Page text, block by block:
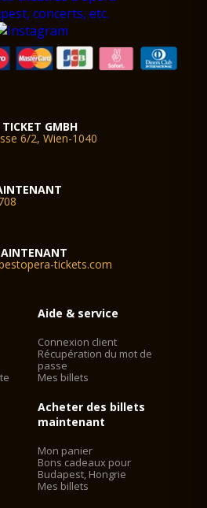
GMBH
6/2, Wien-1040
tickets.com
Aide & service
Connexion client
Récupération du mot de
passe
Mes billets
Acheter des billets
maintenant
Mon panier
Bons cadeaux pour
Budapest, Hongrie
Mes billets